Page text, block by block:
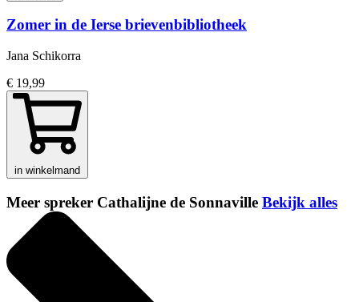
Zomer in de Ierse brievenbibliotheek
Jana Schikorra
€ 19,99
in winkelmand
Meer spreker Cathalijne de Sonnaville Bekijk alles